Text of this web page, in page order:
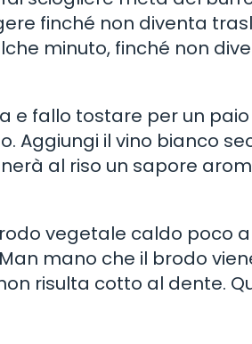
finché non diventa
minuto, finché non
e fallo tostare per un
Aggiungi il vino bianco
al riso un sapore
vegetale caldo poco
mano che il brodo
risulta cotto al dente.